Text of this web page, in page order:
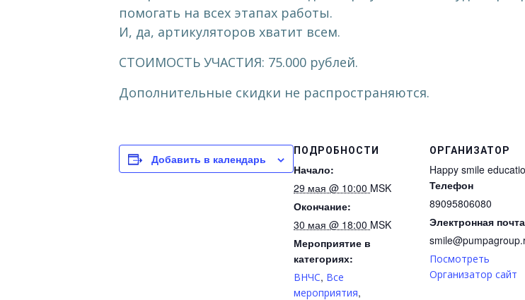
помогать на всех этапах работы.
И, да, артикуляторов хватит всем.
СТОИМОСТЬ УЧАСТИЯ: 75.000 рублей.
Дополнительные скидки не распространяются.
Добавить в календарь
ПОДРОБНОСТИ
Начало:
29 мая @ 10:00 MSK
Окончание:
30 мая @ 18:00 MSK
Мероприятие в
категориях:
ВНЧС, Все
мероприятия,
ОРГАНИЗАТОР
Happy smile
Телефон
89095806080
Электронная почта
Посмотреть
Организатор сайт